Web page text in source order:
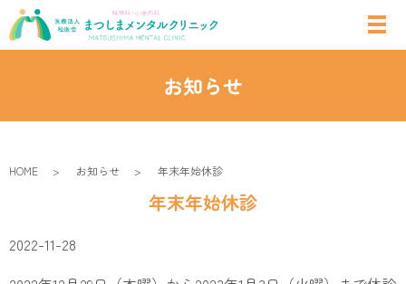
お知らせ
HOME お知らせ 年末年始休診
年末年始休診
2022-11-28